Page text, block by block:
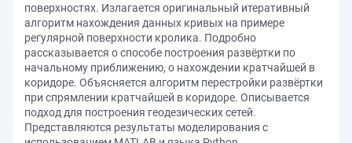
поверхностях. Излагается оригинальный итеративный
алгоритм нахождения данных кривых на примере
регулярной поверхности кролика. Подробно
рассказывается о способе построения развёртки по
начальному приближению, о нахождении кратчайшей в
коридоре. Объясняется алгоритм перестройки развёртки
при спрямлении кратчайшей в коридоре. Описывается
подход для построения геодезических сетей.
Представляются результаты моделирования с